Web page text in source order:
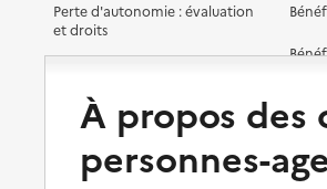
Perte d'autonomie : évaluation
et droits
Préserver son autonomie et sa
santé
À propos des
personnes-